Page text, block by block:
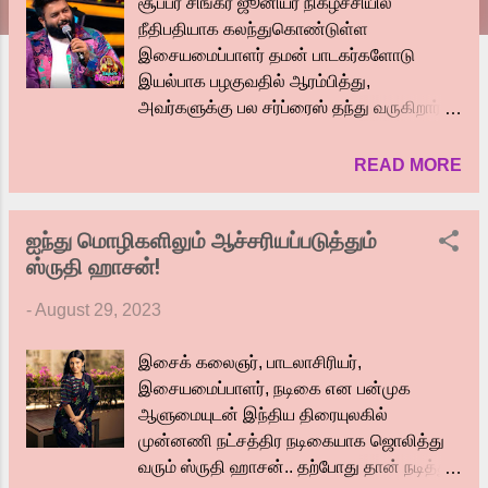
நீதிபதியாக கலந்துகொண்டுள்ள
இசையமைப்பாளர் தமன் பாடகர்களோடு
இயல்பாக பழகுவதில் ஆரம்பித்து,
அவர்களுக்கு பல சர்ப்ரைஸ் தந்து வருகிறார்.
மாற்றத்தை தரும் வாய்ப்பை வழங்கி
இந்த செயல்கள் அனைவரின் பாராட்டைப்
பெற்று வருகிறது. தமிழ்நாட்டு இளம் இசைத்
திறமையாளர்களின் வாழ்வில் மாற்றத்தை
சிறுவர்களுக்காக தற்போது நடந்து வரும்,
நீதிபதியாக கலந்துகொண்டிருக்கிறார்
இசையமைப்பாளர் தமன். பொதுவாக
பாட்டுப்போட்டி நிகழ்ச்சிகளில்
கலந்துகொள்ளும் நடுவர்கள் பாடகர்களிடம்
இறுக்கமாகவும், கண்டிப்பாகவும் நடந்து
READ MORE
ஐந்து மொழிகளிலும் ஆச்சரியப்படுத்தும்
ஸ்ருதி ஹாசன்!
-August 29, 2023
இசைக் கலைஞர், பாடலாசிரியர்,
இசையமைப்பாளர், நடிகை என பன்முக
ஆளுமையுடன் இந்திய திரையுலகில்
முன்னணி நட்சத்திர நடிகையாக ஜொலித்து
வரும் ஸ்ருதி ஹாசன்.. தற்போது தான் நடித்து